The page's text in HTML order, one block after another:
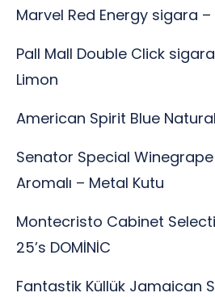
Marvel Red Energy sigara
Pall Mall Double Click
Limon
American Spirit Blue
Senator Special
Aromalı – Metal Kutu
Montecristo Cabinet
25’s DOMİNİC
Fantastik Küllük Jamaican